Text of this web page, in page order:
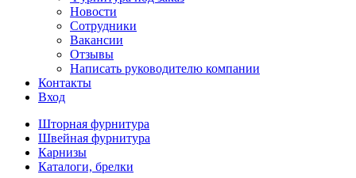
Новости
Сотрудники
Вакансии
Отзывы
Написать руководителю компании
Контакты
Вход
Шторная фурнитура
Швейная фурнитура
Карнизы
Каталоги, брелки